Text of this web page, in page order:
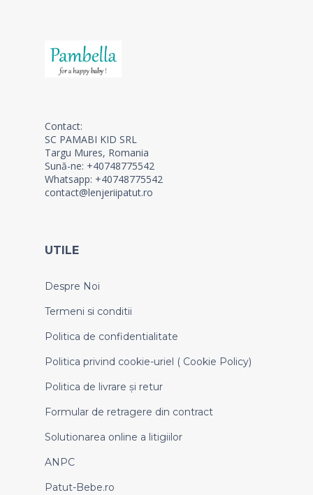
Contact:
SC PAMABI KID SRL
Targu Mures, Romania
Sună-ne: +40748775542
Whatsapp: +40748775542
contact@lenjeriipatut.ro
UTILE
Despre Noi
Termeni si conditii
Politica de confidentialitate
Politica privind cookie-uriel ( Cookie Policy)
Politica de livrare și retur
Formular de retragere din contract
Solutionarea online a litigiilor
ANPC
Patut-Bebe.ro